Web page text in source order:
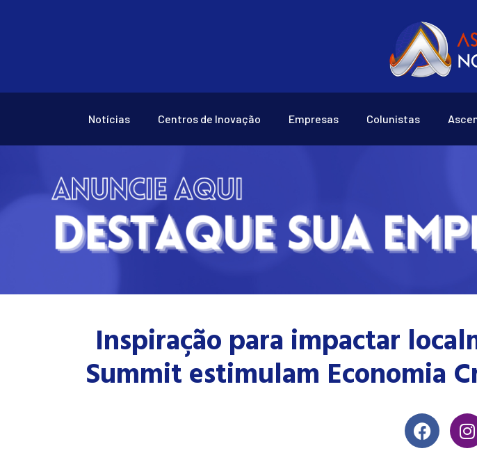
Notícias Centros de Inovação Empresas Colunistas
Inspiração para impactar
Summit estimulam Economia